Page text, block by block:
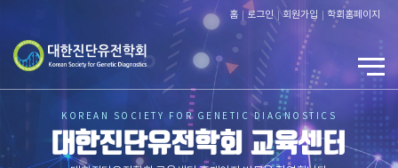
홈 로그인 회원가입 학회홈페이지
KOREAN SOCIETY FOR GENETIC DIAGNOSTICS
대한진단유전학회 교육센터